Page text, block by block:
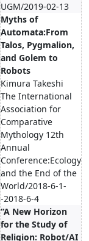
UGM/2019-02-13
Myths of
Automata:From
Talos, Pygmalion,
and Golem to
Robots
Kimura Takeshi
The International
Association for
Comparative
Mythology 12th
Annual
Conference:Ecology
and the End of the
World/2018-6-1-
-2018-6-4
“A New Horizon
for the Study of
Religion: Robot/AI